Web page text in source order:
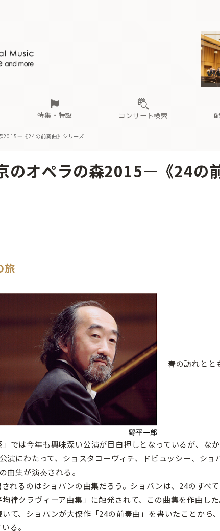
その先と オーケストラの楽屋から 海の向こうの音楽家
特集・特設
プロが推す！間違いないオーケストラコンサート
過去の特集
コンサート検索
イブ配信スケジュール 有料ライブ配信スケジュール
さ な は ら
その先と 海の向こうの音楽家
過去の特集
イブ配信スケジュール
か さ
2015—《24の前奏曲》シリーズ
のオペラの森2015—《24の
旅
春の訪れとと
では今年も興味深い公演が目白押しとなっているが、な
演にわたって、ショスタコーヴィチ、ドビュッシー、ショ
曲集が演奏される。
れるのはショパンの曲集だろう。ショパンは、24のすべ
律クラヴィーア曲集」に触発されて、この曲集を作曲し
て、ショパンが大傑作「24の前奏曲」を書いたことから
る。